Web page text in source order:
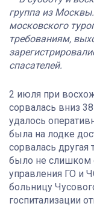
группа из
московского
требованиям,
спасателей.
2 июля при
сорвалась вниз
удалось
была на лодке
сорвалась другая
было не слишком
управления ГО и
больницу
госпитализации